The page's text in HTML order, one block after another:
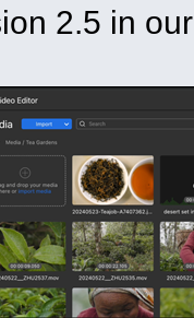
2.5 in our